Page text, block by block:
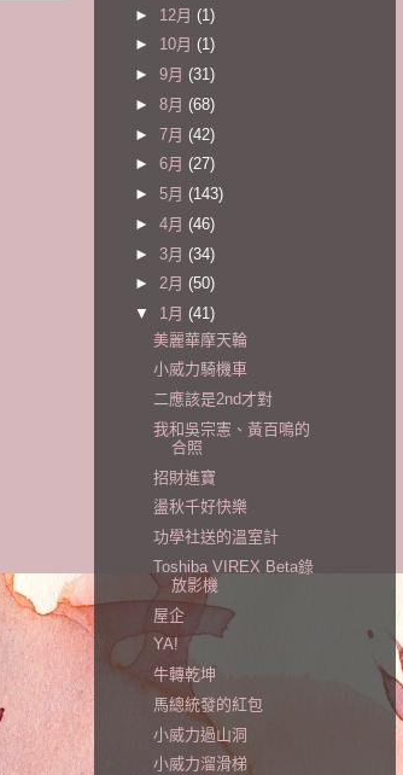
► 12月 (1)
► 10月 (1)
► 9月 (31)
► 8月 (68)
► 7月 (42)
► 6月 (27)
► 5月 (143)
► 4月 (46)
► 3月 (34)
► 2月 (50)
▼ 1月 (41)
美麗華摩天輪
小威力騎機車
二應該是2nd才對
我和吳宗憲、黃百鳴的
合照
招財進寶
盪秋千好快樂
功學社送的溫室計
Toshiba VIREX Beta錄
放影機
屋企
YA!
牛轉乾坤
馬總統發的紅包
小威力過山洞
小威力溜滑梯